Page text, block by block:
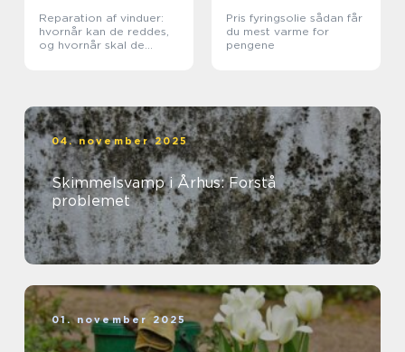
Reparation af vinduer:
hvornår kan de reddes,
og hvornår skal de
Pris fyringsolie sådan får
du mest varme for
pengene
04. november 2025
Skimmelsvamp i Århus: Forstå
problemet
01. november 2025